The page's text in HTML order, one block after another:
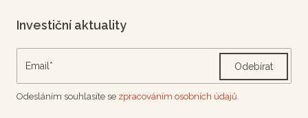
Investiční aktuality
Odebírat
Odesláním souhlasíte se zpracováním osobních údajů.